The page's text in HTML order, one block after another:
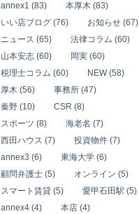
annex1 (83)
本厚木 (83)
いい店ブログ (76)
お知らせ (67)
ニュース (65)
法律コラム (60)
山本安志 (60)
岡実 (60)
税理士コラム (60)
NEW (58)
厚木 (56)
事務所 (47)
秦野 (10)
CSR (8)
スポーツ (8)
海老名 (7)
西田ハウス (7)
投資物件 (7)
annex3 (6)
東海大学 (6)
顧問弁護士 (5)
オンライン (5)
スマート賃貸 (5)
愛甲石田駅 (5)
annex4 (4)
本店 (4)